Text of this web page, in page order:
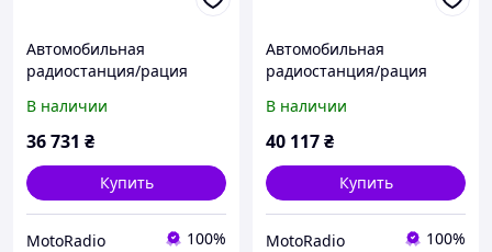
Автомобильная
радиостанция/рация
AES-256
В наличии
36 731 ₴
Купить
MotoRadio 100%
Автомобильная
радиостанция/рация
AES-256
В наличии
40 117₴
Купить
MotoRadio 100%